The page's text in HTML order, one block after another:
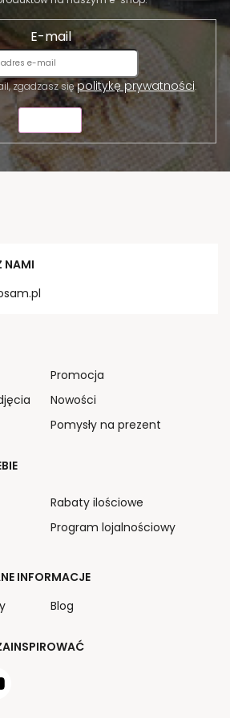
E-mail
zgadzasz siępolitykę prywatności.
NAMI
Promocja
Nowości
Pomysły na prezent
Rabaty ilościowe
Program lojalnościowy
INFORMACJE
Blog